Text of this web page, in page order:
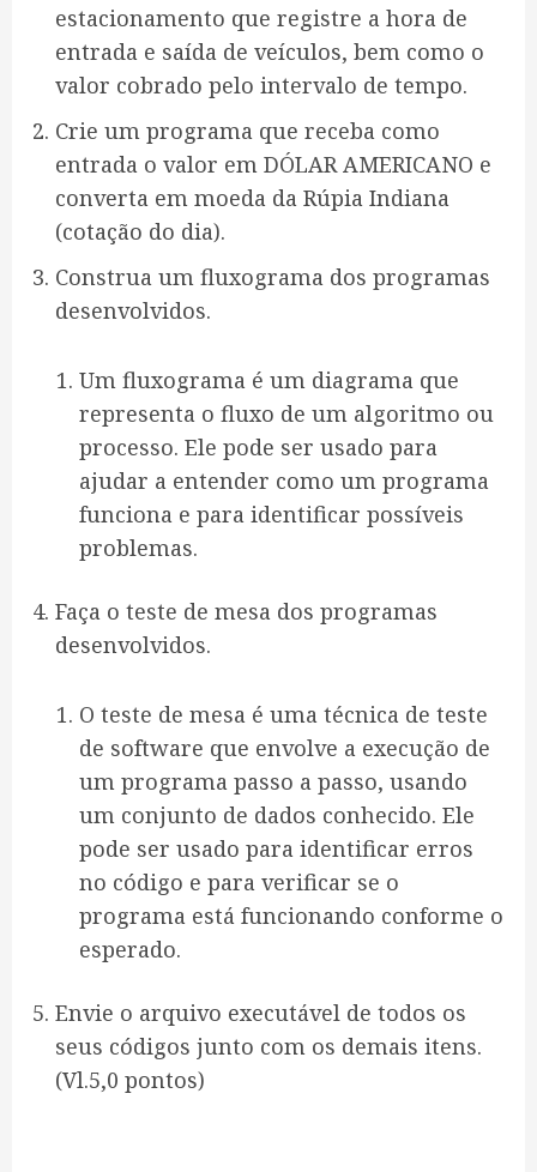
estacionamento que registre a hora de
entrada e saída de veículos, bem como o
valor cobrado pelo intervalo de tempo.
Crie um programa que receba como
entrada o valor em DÓLAR AMERICANO e
converta em moeda da Rúpia Indiana
(cotação do dia).
Construa um fluxograma dos programas
desenvolvidos.
Um fluxograma é um diagrama que
representa o fluxo de um algoritmo ou
processo. Ele pode ser usado para
ajudar a entender como um programa
funciona e para identificar possíveis
problemas.
Faça o teste de mesa dos programas
desenvolvidos.
O teste de mesa é uma técnica de teste
de software que envolve a execução de
um programa passo a passo, usando
um conjunto de dados conhecido. Ele
pode ser usado para identificar erros
no código e para verificar se o
programa está funcionando conforme o
esperado.
Envie o arquivo executável de todos os
seus códigos junto com os demais itens.
(Vl.5,0 pontos)